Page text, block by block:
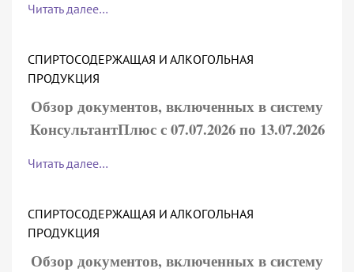
Читать далее…
СПИРТОСОДЕРЖАЩАЯ И АЛКОГОЛЬНАЯ
ПРОДУКЦИЯ
Обзор документов, включенных в систему
КонсультантПлюс с 07.07.2026 по 13.07.2026
Читать далее…
СПИРТОСОДЕРЖАЩАЯ И АЛКОГОЛЬНАЯ
ПРОДУКЦИЯ
Обзор документов, включенных в систему